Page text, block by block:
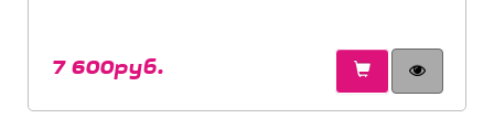
7 600руб.